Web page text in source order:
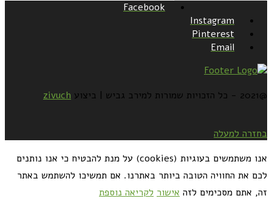
Facebook
Instagram
Pinterest
Email
@2021 - כל הזכויות שמורות למירב גביש | ביצוע zivuch
בחזרה למעלה
אנו משתמשים בעוגיות (cookies) על מנת להבטיח כי אנו נותנים
לכם את החוויה הטובה ביותר באתרנו. אם תמשיכו להשתמש באתר
זה, אתם מסכימים לזה אישור לקריאה נוספת